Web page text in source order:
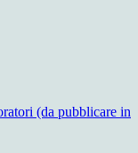
(da pubblicare in